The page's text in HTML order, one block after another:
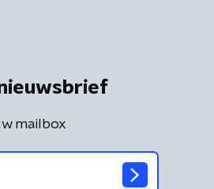
mailbox